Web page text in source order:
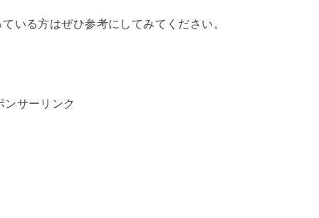
いる方はぜひ参考にしてみてください。
ンサーリンク